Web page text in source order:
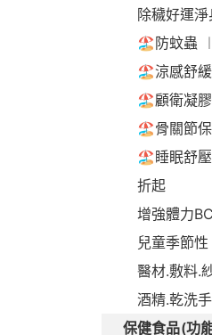
除穢好運
🏖️防蚊蟲
🏖️涼感舒
🏖️顧衛凝
🏖️骨關節
🏖️睡眠舒
折起
增強體力
兒童季節性
醫材.敷料.
酒精.乾洗
保健食品(功